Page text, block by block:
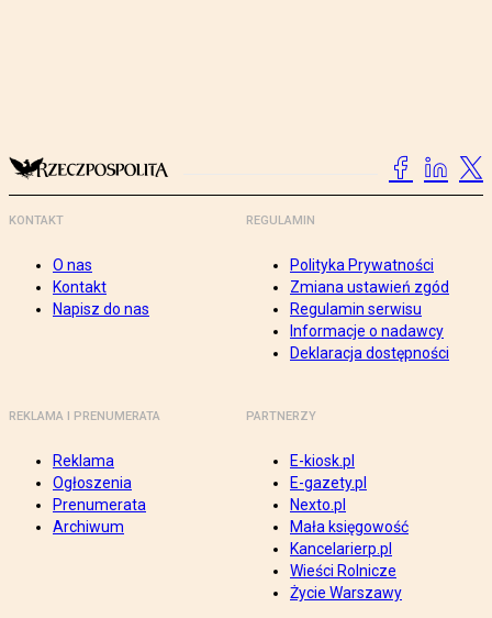
KONTAKT
O nas
Kontakt
Napisz do nas
REGULAMIN
Polityka Prywatności
Zmiana ustawień zgód
Regulamin serwisu
Informacje o nadawcy
Deklaracja dostępności
REKLAMA I PRENUMERATA
Reklama
Ogłoszenia
Prenumerata
Archiwum
PARTNERZY
E-kiosk.pl
E-gazety.pl
Nexto.pl
Mała księgowość
Kancelarierp.pl
Wieści Rolnicze
Życie Warszawy